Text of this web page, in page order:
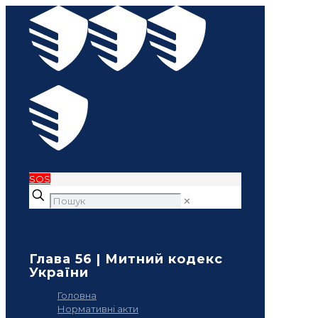
SOS
✕
Глава 56 | Митний кодекс
України
Головна
Нормативні акти